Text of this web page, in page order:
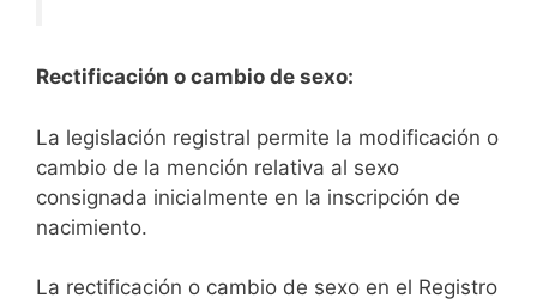
Rectificación o cambio de sexo:
La legislación registral permite la modificación o
cambio de la mención relativa al sexo
consignada inicialmente en la inscripción de
nacimiento.
La rectificación o cambio de sexo en el Registro